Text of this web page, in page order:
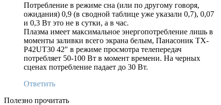
Потребление в режиме сна (или по другому говоря,
ожидания) 0,9 (в сводной таблице уже указали 0,7), 0,07
и 0,3 Вт это не в сутки, а в час.
Плазма имеет максимальное энергопотребление лишь в
моменты заливки всего экрана белым, Панасоник TX-
P42UT30 42″ в режиме просмотра телепередач
потребляет 50-100 Вт в момент времени. На черных
сценах потребление падает до 30 Вт.
Ответить
Полезно прочитать